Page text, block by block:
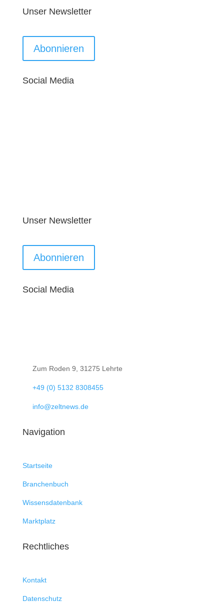
Unser Newsletter
Abonnieren
Social Media
Unser Newsletter
Abonnieren
Social Media
Zum Roden 9, 31275 Lehrte
+49 (0) 5132 8308455
info@zeltnews.de
Navigation
Startseite
Branchenbuch
Wissensdatenbank
Marktplatz
Rechtliches
Kontakt
Datenschutz